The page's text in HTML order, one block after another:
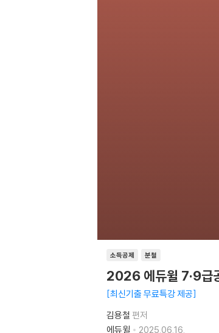
소득공제 분철
2026 에듀윌 7·9급
최신기출 무료특강 제공
김용철 편저
에듀윌
2025.06.16.